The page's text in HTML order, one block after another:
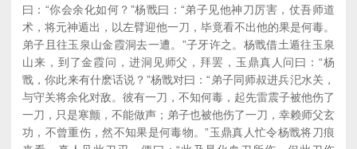
曰：“你会余化如何？”杨戬曰：“弟子见他神刀厉害，仗吾师道
术，将元神遁出，以左臂迎他一刀，毕竟看不出他的果是何毒。
弟子且往玉泉山金霞洞去一遭。”子牙许之。杨戬借土遁往玉泉
山来，到了金霞问，进洞见师父，拜罢，玉鼎真人问曰：“杨
戬，你此来有什麽话说？”杨戬对曰：“弟子同师叔进兵汜水关，
与守关将余化对敌。彼有一刀，不知何毒，起先雷震子被他伤了
一刀，只是寒颤，不能做声；弟子也被他伤了一刀，幸赖师父玄
功，不曾重伤，然不知果是何毒物。”玉鼎真人忙令杨戬将刀痕